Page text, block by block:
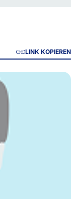
LINK KOPIEREN